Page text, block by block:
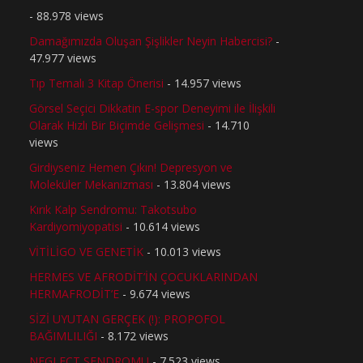
- 88.978 views
Damağımızda Oluşan Şişlikler Neyin Habercisi? -
47.977 views
Tıp Temalı 3 Kitap Önerisi - 14.957 views
Görsel Seçici Dikkatin E-spor Deneyimi ile İlişkili
Olarak Hızlı Bir Biçimde Gelişmesi - 14.710
views
Girdiyseniz Hemen Çıkın! Depresyon ve
Moleküler Mekanizması - 13.804 views
Kırık Kalp Sendromu: Takotsubo
Kardiyomiyopatisi - 10.614 views
VİTİLİGO VE GENETİK - 10.013 views
HERMES VE AFRODİT’İN ÇOCUKLARINDAN
HERMAFRODİT’E - 9.674 views
SİZİ UYUTAN GERÇEK (!): PROPOFOL
BAĞIMLILIĞI - 8.172 views